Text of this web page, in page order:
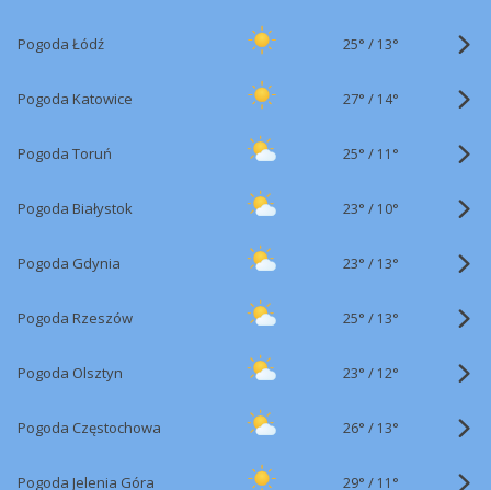
Pogoda Łódź 25° / 13°
Pogoda Katowice 27° / 14°
Pogoda Toruń 25° / 11°
Pogoda Białystok 23° / 10°
Pogoda Gdynia 23° / 13°
Pogoda Rzeszów 25° / 13°
Pogoda Olsztyn 23° / 12°
Pogoda Częstochowa 26° / 13°
Pogoda Jelenia Góra 29° / 11°